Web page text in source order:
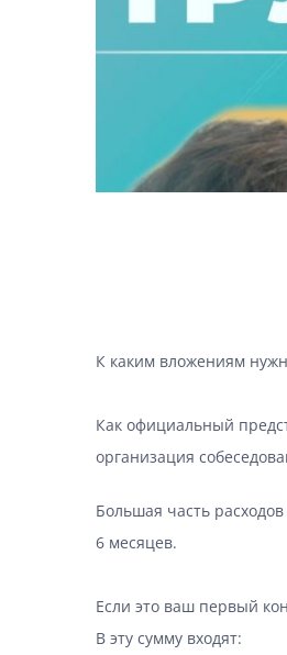
К каким вложениям
Как официальный
организация
Большая часть
6 месяцев.
Если это ваш первый
В эту сумму входят: